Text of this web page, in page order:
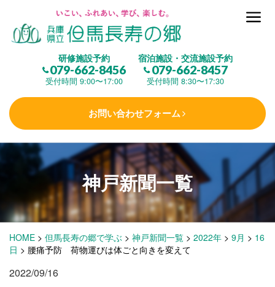
研修施設予約
079-662-8456
受付時間 9:00〜17:00
宿泊施設・交流施設予約
079-662-8457
受付時間 8:30〜17:30
お問い合わせフォーム
但馬長寿の郷とは
(研修施設)
楽しむ
学 ぶ(健康福祉)
泊まる(宿泊)
施設・料金
神戸新聞一覧
HOME > 但馬長寿の郷で学ぶ > 神戸新聞一覧 > 2022年 > 9月 > 16
日 > 腰痛予防 荷物運びは体ごと向きを変えて
2022/09/16